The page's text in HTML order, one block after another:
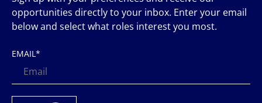
opportunities directly to your inbox. Enter your email
below and select what roles interest you most.
EMAIL*